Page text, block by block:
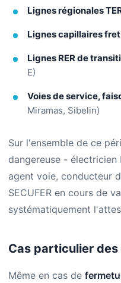
Lignes régionales
Lignes capillaires fret
Lignes RER de
E)
Voies de service,
Miramas, Sibelin)
Sur l'ensemble de ce
dangereuse - électricien
agent voie, conducteur
SECUFER en cours de
systématiquement
Cas particulier
Même en cas de